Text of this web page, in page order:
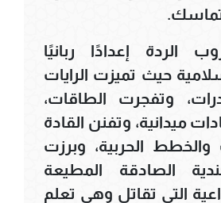
الردة إعدادًا ربانيًا
حيث تميزت الرايات
وتفجرت الطاقات،
ميدانية، وتفنن القادة
الحربية، وبرزت
الصادقة المطيعة
التي تقاتل وهي تعلم